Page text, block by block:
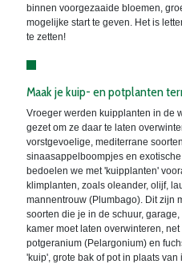
binnen voorgezaaide bloemen,
mogelijke start te geven. Het is
te zetten!
Maak je kuip- en potplanten
Vroeger werden kuipplanten in de
gezet om ze daar te laten
vorstgevoelige, mediterrane
sinaasappelboompjes en
bedoelen we met 'kuipplanten'
klimplanten, zoals oleander, olijf,
mannentrouw (Plumbago). Dit zijn
soorten die je in de schuur,
kamer moet laten overwinteren,
potgeranium (Pelargonium) en
'kuip', grote bak of pot in plaats